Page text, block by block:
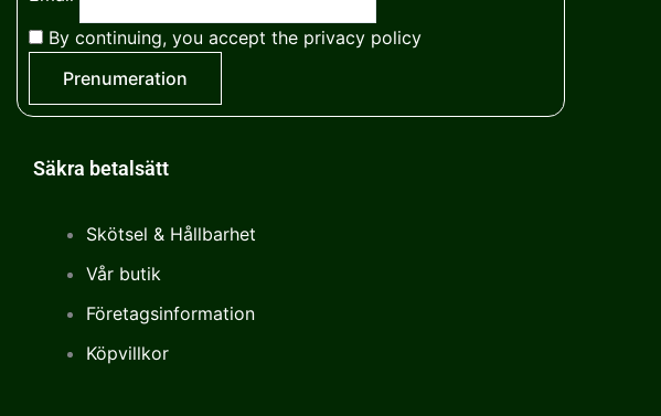
By continuing, you accept the privacy policy
Säkra betalsätt
Skötsel & Hållbarhet
Vår butik
Företagsinformation
Köpvillkor